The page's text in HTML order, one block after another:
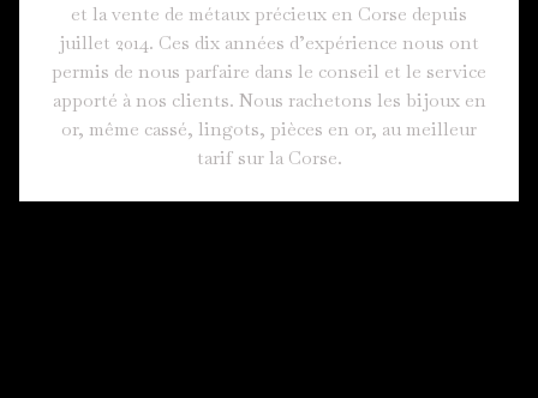
et la vente de métaux précieux en Corse depuis
juillet 2014. Ces dix années d’expérience nous ont
permis de nous parfaire dans le conseil et le service
apporté à nos clients. Nous rachetons les bijoux en
or, même cassé, lingots, pièces en or, au meilleur
tarif sur la Corse.